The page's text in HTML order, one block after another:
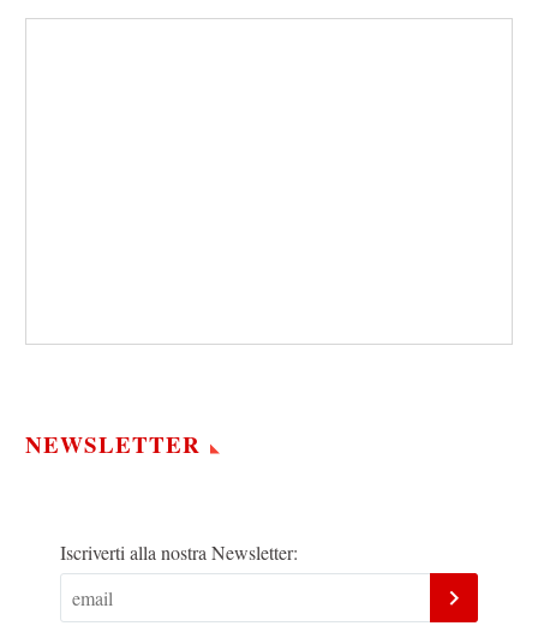
NEWSLETTER
Iscriverti alla nostra Newsletter: